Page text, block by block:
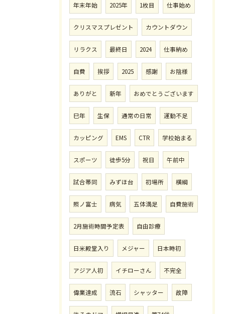
年末年始 2025年 1枚目 仕事始め
クリスマスプレゼント カウントダウン
リラクス 最終日 2024 仕事納め
自費 挨拶 2025 感謝 お陰様
ありがと 新年 おめでとうございます
巳年 生保 通常の日常 運動不足
カッピング EMS CTR 学校始まる
スポーツ 徒歩5分 祝日 午前中
試合帯同 みずほ台 初場所 横綱
照ノ富士 病気 五体満足 自費施術
2月施術時間予定表 自由診療
日米殿堂入り メジャー 日本時初
アジア人初 イチローさん 不完全
偉業達成 流石 シャッター 故障